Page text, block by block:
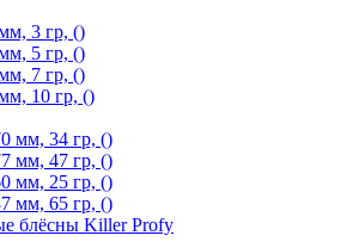
3 гр, ()
5 гр, ()
7 гр, ()
10 гр, ()
мм, 34 гр, ()
мм, 47 гр, ()
мм, 25 гр, ()
мм, 65 гр, ()
блёсны Killer Profy